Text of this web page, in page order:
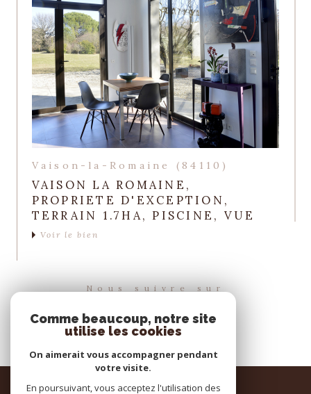
Vaison-la-Romaine (84110)
VAISON LA ROMAINE,
PROPRIETE D'EXCEPTION,
TERRAIN 1.7HA, PISCINE, VUE
Voir le bien
Nous suivre sur
Espace
Comme beaucoup, notre site
utilise les cookies
On aimerait vous accompagner pendant
votre visite.
En poursuivant, vous acceptez l'utilisation des